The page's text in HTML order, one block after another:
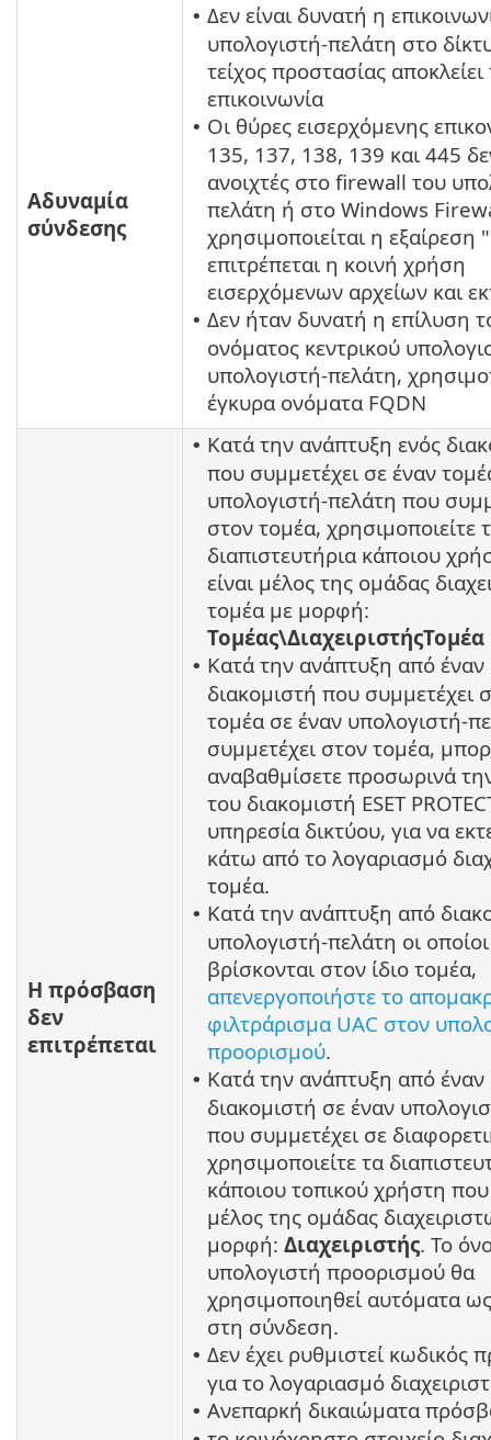
Αδυναμία
σύνδεσης
• Δεν είναι δυνατή η
υπολογιστή-πελάτη στο
τείχος προστασίας αποκλείει
επικοινωνία
• Οι θύρες εισερχόμενης
135, 137, 138, 139 και 445
ανοιχτές στο firewall του
πελάτη ή στο Windows
χρησιμοποιείται η εξαίρεση
επιτρέπεται η κοινή χρήση
εισερχόμενων αρχείων και
• Δεν ήταν δυνατή η επίλυση
ονόματος κεντρικού
υπολογιστή-πελάτη,
έγκυρα ονόματα FQDN
Η πρόσβαση
δεν
επιτρέπεται
• Κατά την ανάπτυξη ενός
που συμμετέχει σε έναν
υπολογιστή-πελάτη που
στον τομέα, χρησιμοποιείτε
διαπιστευτήρια κάποιου
είναι μέλος της ομάδας
τομέα με μορφή:
Τομέας\ΔιαχειριστήςΤομέα
• Κατά την ανάπτυξη από έναν
διακομιστή που συμμετέχει
τομέα σε έναν υπολογιστή-
συμμετέχει στον τομέα,
αναβαθμίσετε προσωρινά
του διακομιστή ESET
υπηρεσία δικτύου, για να
κάτω από το λογαριασμό
τομέα.
• Κατά την ανάπτυξη από
υπολογιστή-πελάτη οι
βρίσκονται στον ίδιο τομέα,
απενεργοποιήστε το
φιλτράρισμα UAC στον
προορισμού.
• Κατά την ανάπτυξη από έναν
διακομιστή σε έναν
που συμμετέχει σε
χρησιμοποιείτε τα
κάποιου τοπικού χρήστη που
μέλος της ομάδας
μορφή: Διαχειριστής. Το
υπολογιστή προορισμού θα
χρησιμοποιηθεί αυτόματα
στη σύνδεση.
• Δεν έχει ρυθμιστεί κωδικός
για το λογαριασμό
• Ανεπαρκή δικαιώματα